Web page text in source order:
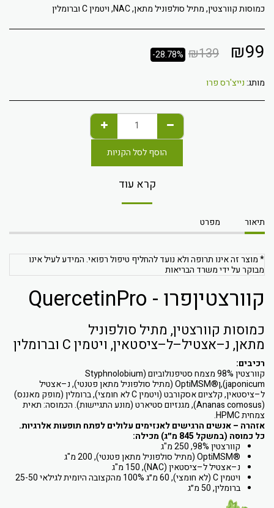
כמוסות קוורצטין, מתיל סולפוניל מתאן, NAC, ויטמין C וברומלין
₪99
₪139
-28.78%
מותג:נייצ'רס פרו
הוסף לסל הקניות
קרא עוד
תיאור מפרט
* מוצר זה אינו תרופה ולא נועד להחליף טיפול רפואי. המידע לעיל אינו
מבוקר על ידי משרד הבריאות
קוורצטיןפרו - QuercetinPro
כמוסות קוורצטין, מתיל סולפוניל
מתאן, נ–אצטיל–ל–ציסטאין, ויטמין C וברומלין
רכיבים:
קוורצטין 98% מצמח סטיפנולוביום (Styphnolobium
japonicum),ן®OptiMSM (מתיל סולפוניל מתאן פטנטי), נ–אצטיל
ל–ציסטאין, קלציום אסקורבט (ויטמין C לא חומצי), ברומלין (מופק מאננס)
(Ananas comosus), מגנזיום סטיארט (מונע התגיישות). הכמוסה: תאית
צמחית HPMC.
אזהרה – אנשים הרגישים לאנזימים עלולים לפתח תופעותאלרגיות.
כל כמוסה (במשקל 845 מ״ג) מכילה:
קוורצטין 98%, 250 מ"ג
®OptiMSM (מתיל סולפוניל מתאן פטנטי), 200 מ"ג
נ–אצטיל ל–ציסטאין (NAC), 150 מ"ג
ויטמין C (לא חומצי), 60 מ״ג 100% מהקצובה היומית לגילאי 25-50
ברומלין, 50 מ״ג